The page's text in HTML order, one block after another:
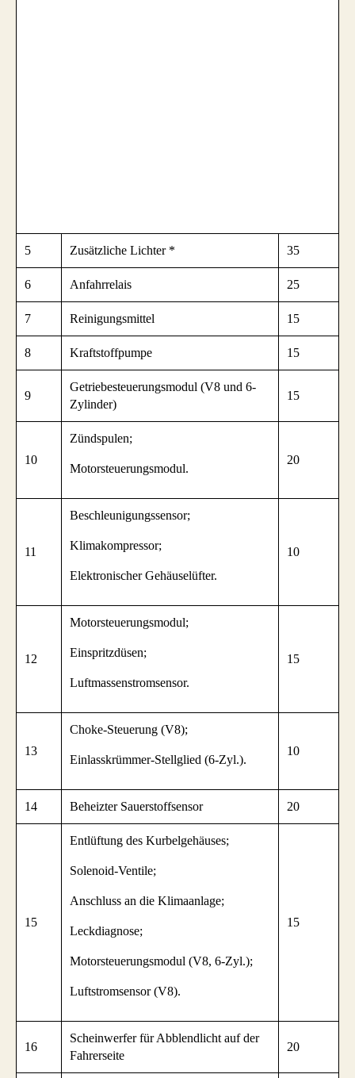
5 Zusätzliche Lichter * 35
6 Anfahrrelais 25
7 Reinigungsmittel 15
8 Kraftstoffpumpe 15
9
Getriebesteuerungsmodul (V8 und 6-
Zylinder)
15
10
Zündspulen;
Motorsteuerungsmodul.
20
11
Beschleunigungssensor;
Klimakompressor;
Elektronischer Gehäuselüfter.
10
12
Motorsteuerungsmodul;
Einspritzdüsen;
Luftmassenstromsensor.
15
13
Choke-Steuerung (V8);
Einlasskrümmer-Stellglied (6-Zyl.).
10
14 Beheizter Sauerstoffsensor 20
15
Entlüftung des Kurbelgehäuses;
Solenoid-Ventile;
Anschluss an die Klimaanlage;
Leckdiagnose;
Motorsteuerungsmodul (V8, 6-Zyl.);
Luftstromsensor (V8).
15
16
Scheinwerfer für Abblendlicht auf der
Fahrerseite
20